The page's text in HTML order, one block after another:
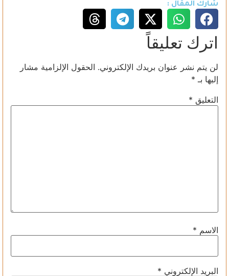
شارك المقال :
اترك تعليقاً
لن يتم نشر عنوان بريدك الإلكتروني. الحقول الإلزامية مشار
إليها بـ *
التعليق *
الاسم *
البريد الإلكتروني *